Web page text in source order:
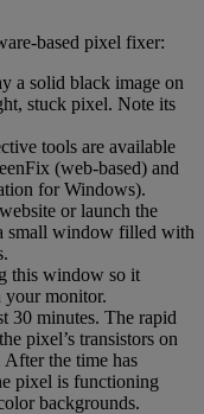
based pixel fixer:
a solid black image on
stuck pixel. Note its
tools are available
(web-based) and
for Windows).
or launch the
small window filled with
this window so it
your monitor.
30 minutes. The rapid
pixel’s transistors on
the time has
pixel is functioning
backgrounds.